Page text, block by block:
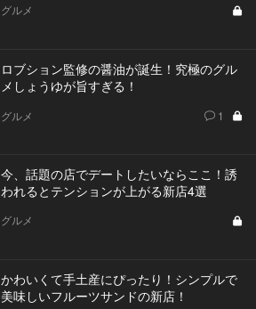
グルメ
ロブション監修の醤油が誕生！究極のグル
メしょうゆが旨すぎる！
グルメ 1
今、話題の店でデートしたいならここ！誘
われるとテンションが上がる新店4選
グルメ
かわいくて手土産にぴったり！シンプルで
美味しいフルーツサンドの新店！